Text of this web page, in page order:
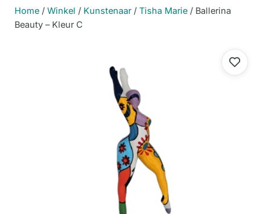
Home / Winkel / Kunstenaar / Tisha Marie / Ballerina
Beauty – Kleur C